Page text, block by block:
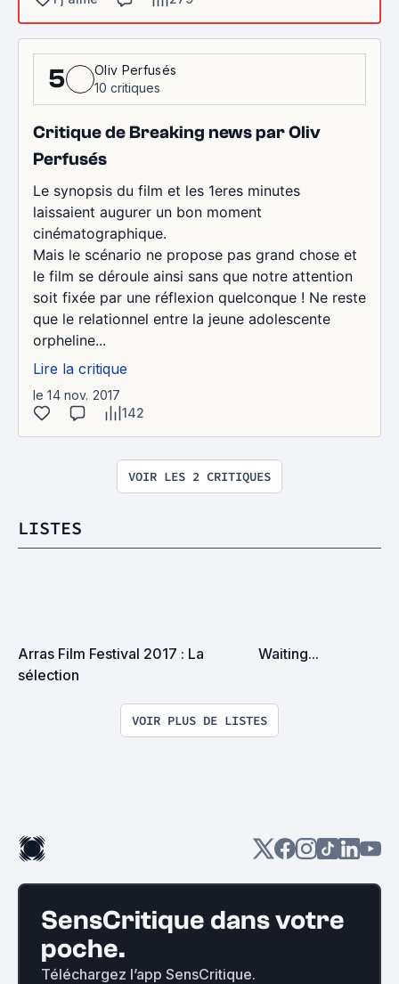
5
Oliv Perfusés
10 critiques
Critique de Breaking news par Oliv
Perfusés
Le synopsis du film et les 1eres minutes
laissaient augurer un bon moment
cinématographique.
Mais le scénario ne propose pas grand chose et
le film se déroule ainsi sans que notre attention
soit fixée par une réflexion quelconque ! Ne reste
que le relationnel entre la jeune adolescente
orpheline...
Lire la critique
le 14 nov. 2017
142
VOIR LES 2 CRITIQUES
LISTES
Arras Film Festival 2017 : La
sélection
Waiting...
VOIR PLUS DE LISTES
SensCritique dans votre
poche.
Téléchargez l’app SensCritique.